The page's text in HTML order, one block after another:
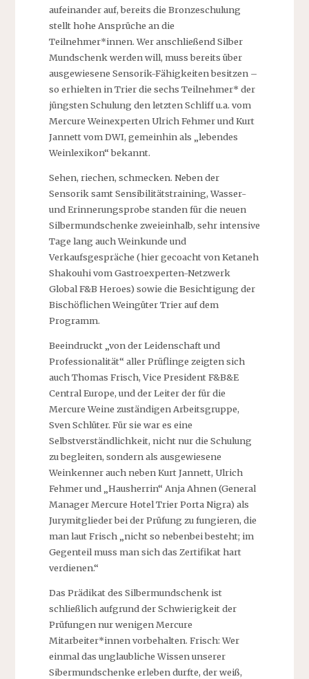
aufeinander auf, bereits die Bronzeschulung
stellt hohe Ansprüche an die
Teilnehmer*innen. Wer anschließend Silber
Mundschenk werden will, muss bereits über
ausgewiesene Sensorik-Fähigkeiten besitzen –
so erhielten in Trier die sechs Teilnehmer* der
jüngsten Schulung den letzten Schliff u.a. vom
Mercure Weinexperten Ulrich Fehmer und Kurt
Jannett vom DWI, gemeinhin als „lebendes
Weinlexikon“ bekannt.
Sehen, riechen, schmecken. Neben der
Sensorik samt Sensibilitätstraining, Wasser-
und Erinnerungsprobe standen für die neuen
Silbermundschenke zweieinhalb, sehr intensive
Tage lang auch Weinkunde und
Verkaufsgespräche (hier gecoacht von Ketaneh
Shakouhi vom Gastroexperten-Netzwerk
Global F&B Heroes) sowie die Besichtigung der
Bischöflichen Weingüter Trier auf dem
Programm.
Beeindruckt „von der Leidenschaft und
Professionalität“ aller Prüflinge zeigten sich
auch Thomas Frisch, Vice President F&B&E
Central Europe, und der Leiter der für die
Mercure Weine zuständigen Arbeitsgruppe,
Sven Schlüter. Für sie war es eine
Selbstverständlichkeit, nicht nur die Schulung
zu begleiten, sondern als ausgewiesene
Weinkenner auch neben Kurt Jannett, Ulrich
Fehmer und „Hausherrin“ Anja Ahnen (General
Manager Mercure Hotel Trier Porta Nigra) als
Jurymitglieder bei der Prüfung zu fungieren, die
man laut Frisch „nicht so nebenbei besteht; im
Gegenteil muss man sich das Zertifikat hart
verdienen.“
Das Prädikat des Silbermundschenk ist
schließlich aufgrund der Schwierigkeit der
Prüfungen nur wenigen Mercure
Mitarbeiter*innen vorbehalten. Frisch: Wer
einmal das unglaubliche Wissen unserer
Sibermundschenke erleben durfte, der weiß,